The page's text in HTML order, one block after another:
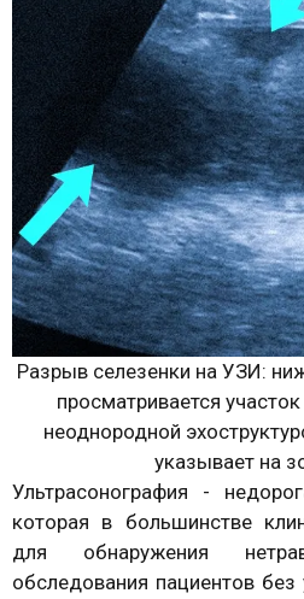
Разрыв селезенки на УЗИ:
просматривается
неоднородной
указывает на
Ультрасонография -
которая в большинстве
для обнаружения
обследования пациентов